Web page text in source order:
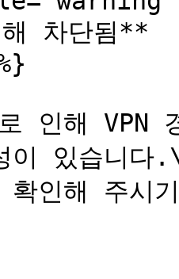
차단됨**
인해 VPN
이 있습니다